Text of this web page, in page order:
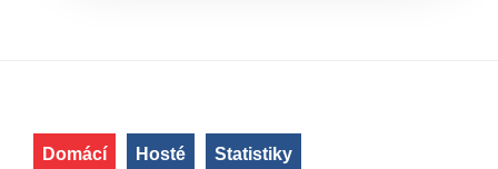
Domácí Hosté Statistiky